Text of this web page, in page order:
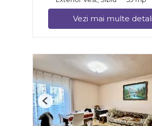
Vezi mai multe
Previous